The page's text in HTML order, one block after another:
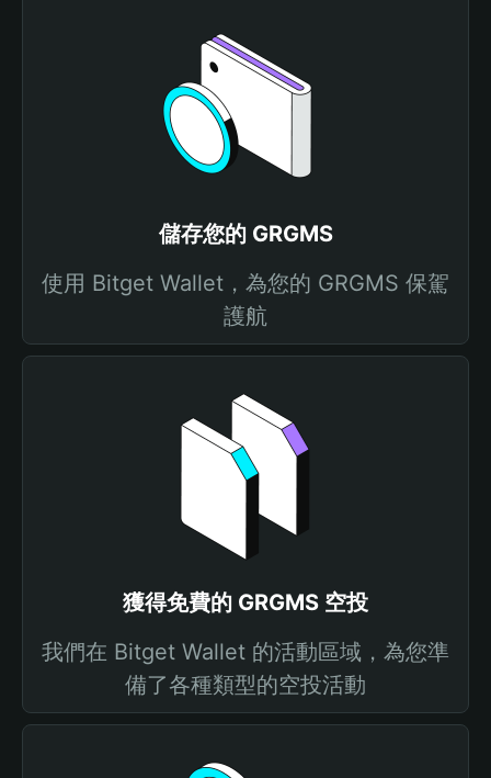
儲存您的 GRGMS
使用 Bitget Wallet，為您的 GRGMS 保駕
護航
獲得免費的 GRGMS 空投
我們在 Bitget Wallet 的活動區域，為您準
備了各種類型的空投活動